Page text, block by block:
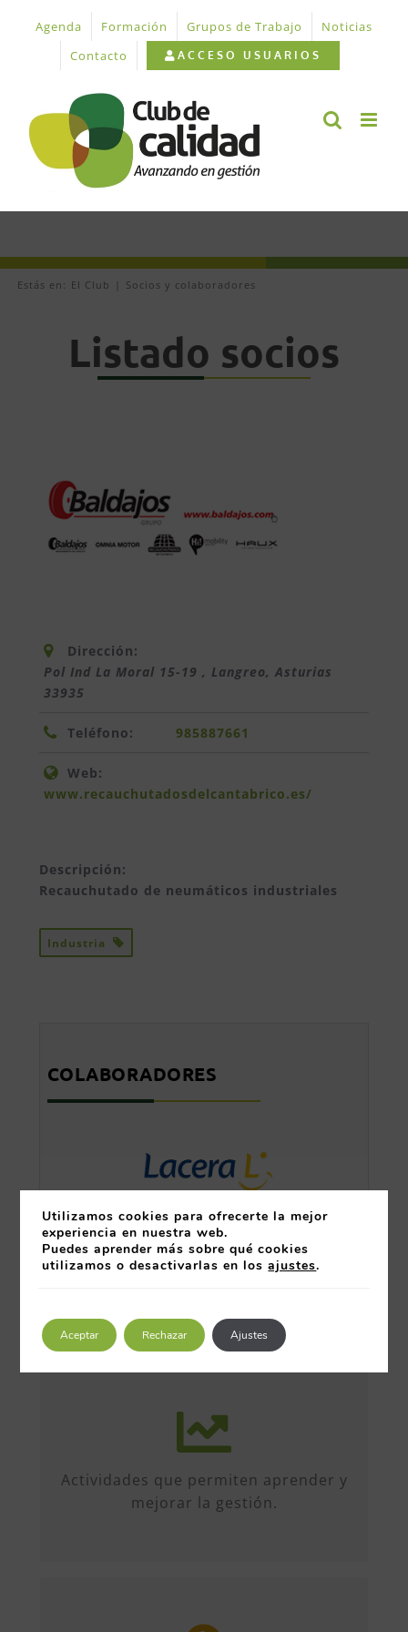
contenido
Agenda Formación Grupos de Trabajo
Noticias
Contacto
ACCESO USUARIOS
Estás en: El Club Socios y colaboradores
Listado socios
Dirección:
Pol Ind La Moral 15-19 , Langreo, Asturias
33935
Teléfono: 985887661
Web:
www.recauchutadosdelcantabrico.es/
Descripción:
Recauchutado de neumáticos industriales
Industria
COLABORADORES
Actividades que permiten aprender y
mejorar la gestión.
Más de 50 iniciativas anuales de
formato diverso, sobre múltiples
formación, etc...
Utilizamos cookies para ofrecerte la mejor
experiencia en nuestra web.
Puedes aprender más sobre qué cookies
utilizamos o desactivarlas en losajustes.
Aceptar Rechazar Ajustes